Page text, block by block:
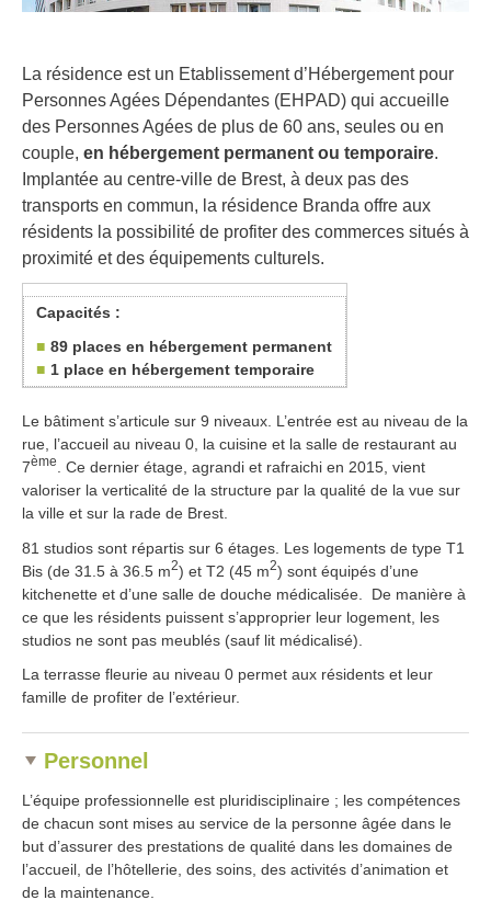
La résidence est un Etablissement d’Hébergement pour
Personnes Agées Dépendantes (EHPAD) qui accueille
des Personnes Agées de plus de 60 ans, seules ou en
couple, en hébergement permanent ou temporaire.
Implantée au centre-ville de Brest, à deux pas des
transports en commun, la résidence Branda offre aux
résidents la possibilité de profiter des commerces situés à
proximité et des équipements culturels.
Capacités :
89 places en hébergement permanent
1 place en hébergement temporaire
Le bâtiment s’articule sur 9 niveaux. L’entrée est au niveau de la
rue, l’accueil au niveau 0, la cuisine et la salle de restaurant au
7ème
. Ce dernier étage, agrandi et rafraichi en 2015, vient
valoriser la verticalité de la structure par la qualité de la vue sur
la ville et sur la rade de Brest.
81 studios sont répartis sur 6 étages. Les logements de type T1
Bis (de 31.5 à 36.5 m2) et T2 (45 m2) sont équipés d’une
kitchenette et d’une salle de douche médicalisée. De manière à
ce que les résidents puissent s’approprier leur logement, les
studios ne sont pas meublés (sauf lit médicalisé).
La terrasse fleurie au niveau 0 permet aux résidents et leur
famille de profiter de l’extérieur.
Personnel
L’équipe professionnelle est pluridisciplinaire ; les compétences
de chacun sont mises au service de la personne âgée dans le
but d’assurer des prestations de qualité dans les domaines de
l’accueil, de l’hôtellerie, des soins, des activités d’animation et
de la maintenance.